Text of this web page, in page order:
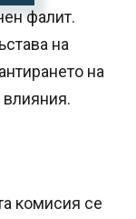
фалит.
на
на
влияния.
комисия се